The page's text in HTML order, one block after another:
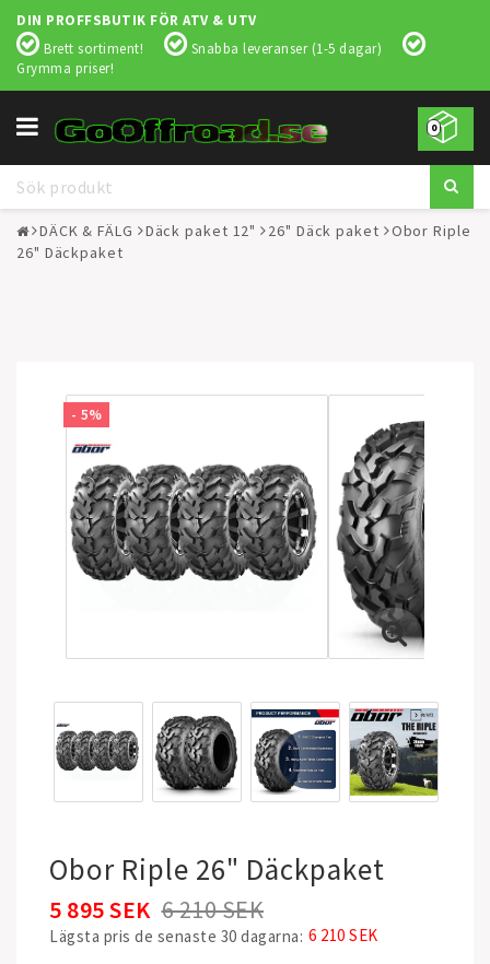
DIN PROFFSBUTIK FÖR ATV & UTV
Brett sortiment!
Snabba leveranser (1-5 dagar)
Grymma priser!
0
Toggle
navigation
DÄCK & FÄLG Däck paket 12" 26" Däck paket
Obor Riple
26" Däckpaket
- 5%
Obor Riple 26" Däckpaket
6 210 SEK
5 895 SEK
Lägsta pris de senaste 30 dagarna 6 210 SEK